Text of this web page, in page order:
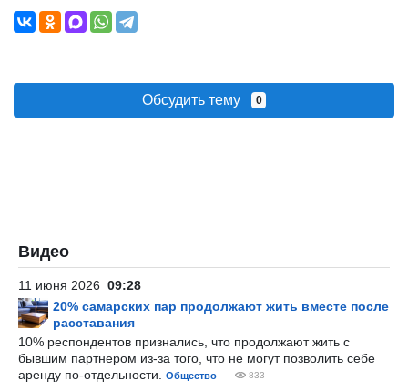
Обсудить тему 0
Видео
11 июня 2026 09:28
20% самарских пар продолжают жить вместе после
расставания
10% респондентов признались, что продолжают жить с
бывшим партнером из-за того, что не могут позволить себе
аренду по-отдельности.
Общество 833